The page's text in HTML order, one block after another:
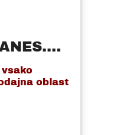
oblast